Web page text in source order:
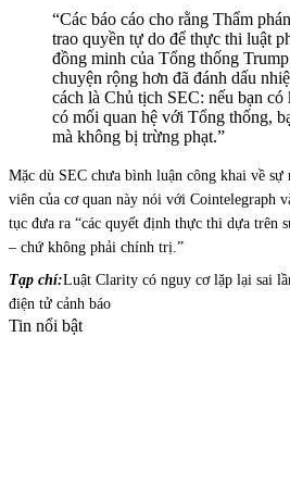
“Các báo cáo cho rằng Thẩm
trao quyền tự do để thực thi luật
đồng minh của Tổng thống
chuyện rộng hơn đã đánh dấu
cách là Chủ tịch SEC: nếu bạn có
có mối quan hệ với Tổng thống,
mà không bị trừng phạt.”
Mặc dù SEC chưa bình luận công khai về sự
viên của cơ quan này nói với Cointelegraph
tục đưa ra “các quyết định thực thi dựa trên
– chứ không phải chính trị.”
Tạp chí:Luật Clarity có nguy cơ lặp lại sai
điện tử cảnh báo
Tin nổi bật